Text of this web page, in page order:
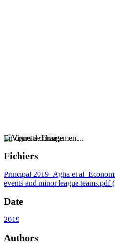
En cours de chargement...
Fichiers
Principal 2019_Agha et
events and minor league teams.pdf
Date
2019
Authors